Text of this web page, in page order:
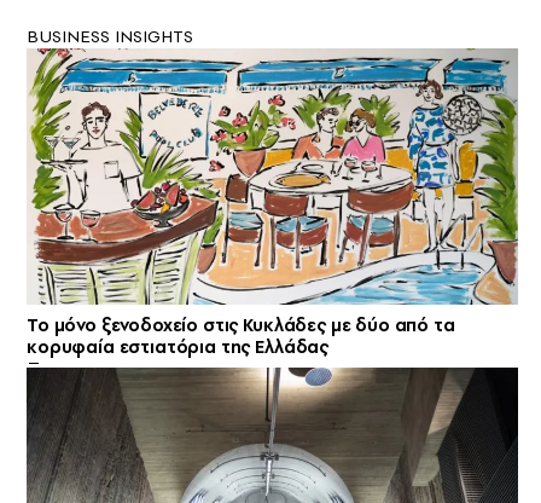
BUSINESS INSIGHTS
Το μόνο ξενοδοχείο στις Κυκλάδες με δύο από τα
κορυφαία εστιατόρια της Ελλάδας